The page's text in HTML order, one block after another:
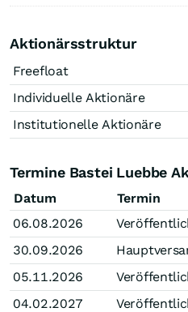
Aktionärsstruktur
Freefloat
Individuelle Aktionäre
Institutionelle Aktionäre
Termine Bastei Luebbe
Datum
Termin
06.08.2026
30.09.2026
05.11.2026
04.02.2027